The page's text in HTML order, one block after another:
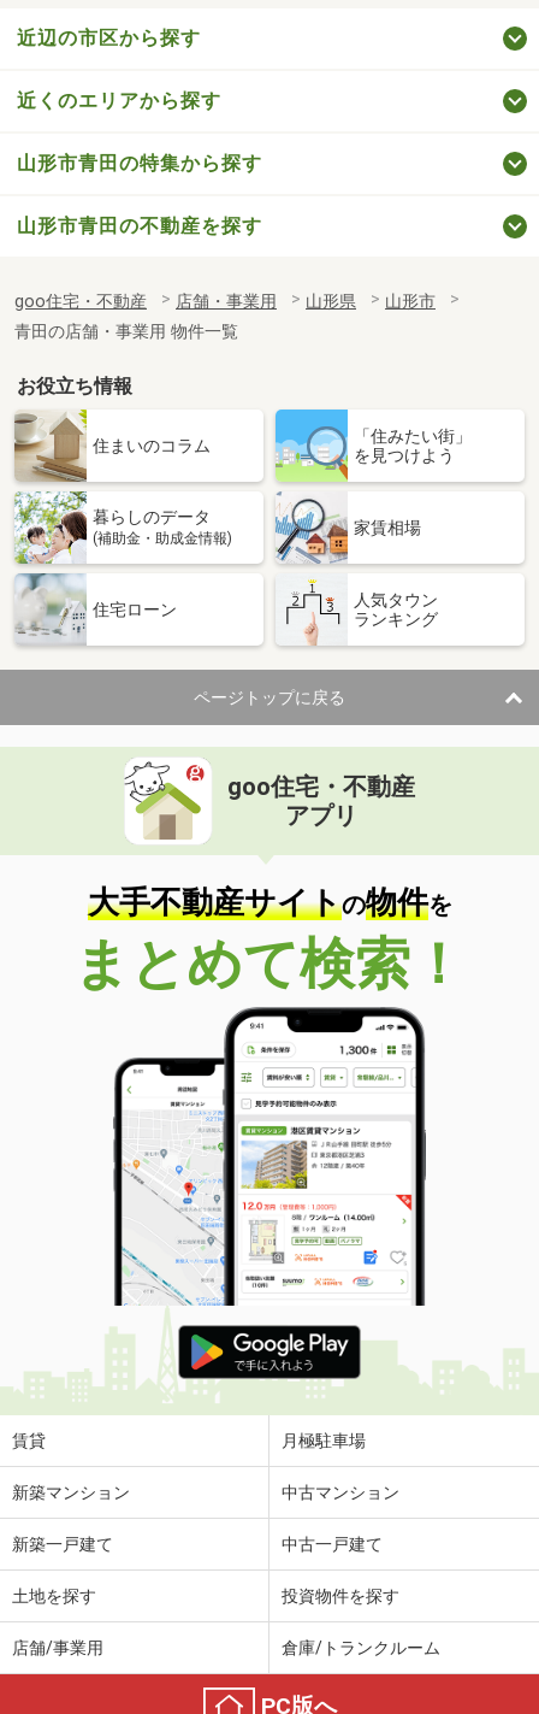
近辺の市区から探す
近くのエリアから探す
山形市青田の特集から探す
山形市青田の不動産を探す
goo住宅・不動産 店舗・事業用 山形県
山形市
青田の店舗・事業用 物件一覧
お役立ち情報
住まいのコラム
「住みたい街」
を見つけよう
暮らしのデータ
(補助金・助成金情報)
家賃相場
住宅ローン
人気タウン
ランキング
ページトップに戻る
goo住宅・不動産
アプリ
大手不動産サイトの物件を
まとめて検索！
賃貸 月極駐車場
新築マンション 中古マンション
新築一戸建て 中古一戸建て
土地を探す 投資物件を探す
店舗/事業用 倉庫/トランクルーム
PC版へ